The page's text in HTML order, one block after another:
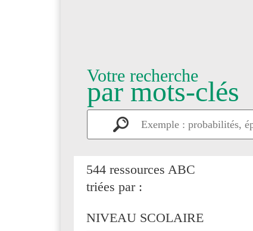
Votre recherche
par mots-clés
544 ressources ABC
triées par :
NIVEAU SCOLAIRE